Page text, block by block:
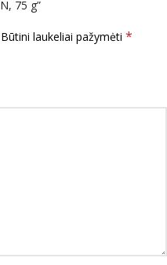
75 g”
Būtini laukeliai pažymėti *